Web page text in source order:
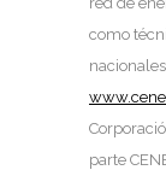
como
parte